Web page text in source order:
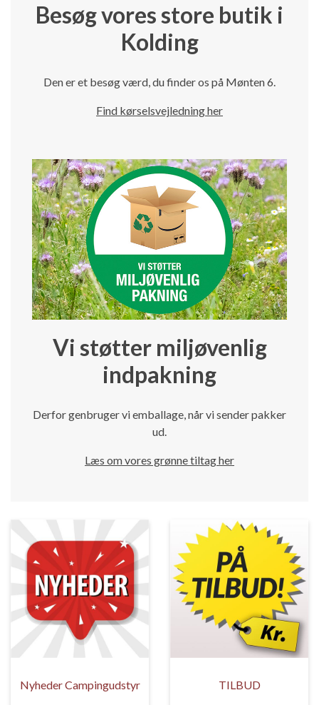
Besøg vores store butik i
Kolding
Den er et besøg værd, du finder os på Mønten 6.
Find kørselsvejledning her
Vi støtter miljøvenlig
indpakning
Derfor genbruger vi emballage, når vi sender pakker
ud.
Læs om vores grønne tiltag her
Nyheder Campingudstyr TILBUD